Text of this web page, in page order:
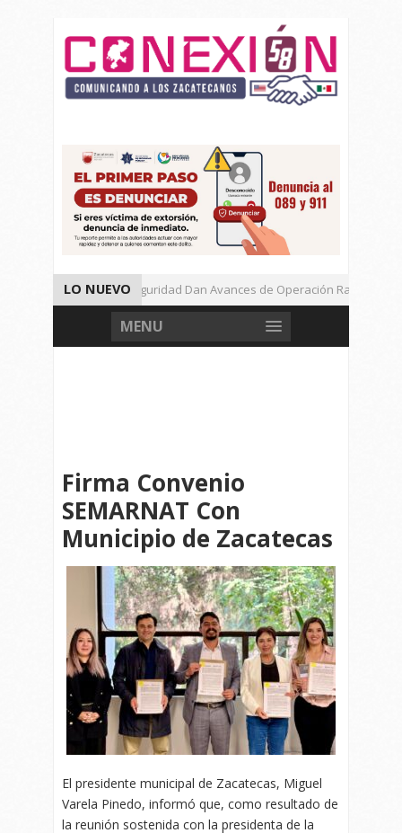
LO NUEVO
Autoridades de Seguridad Dan Avances de Operación Rastrillo.
Gran Festival de Música Electrónica en Festival Cultural de
MENU
Firma Convenio
SEMARNAT Con
Municipio de Zacatecas
El presidente municipal de Zacatecas, Miguel
Varela Pinedo, informó que, como resultado de
la reunión sostenida con la presidenta de la